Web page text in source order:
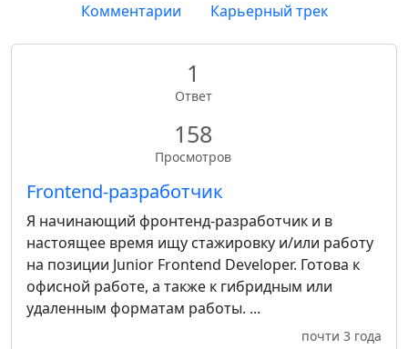
Комментарии
Карьерный трек
1
Ответ
158
Просмотров
Frontend-разработчик
Я начинающий фронтенд-разработчик и в
настоящее время ищу стажировку и/или работу
на позиции Junior Frontend Developer. Готова к
офисной работе, а также к гибридным или
удаленным форматам работы. ...
почти 3 года